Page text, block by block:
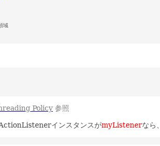
域
Policy 参照
インスタンスがmyListenerなら、